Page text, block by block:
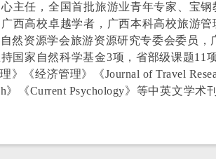
主任，全国首批旅游业青年专家、宝钢
西高校卓越学者，广西本科高校旅游
然资源学会旅游资源研究专委会委员
国家自然科学基金3项，省部级课题11
》《经济管理》《Journal of Travel
》《Current Psychology》等中英文学